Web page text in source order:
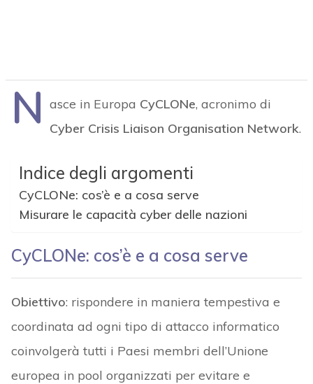
N asce in Europa CyCLONe, acronimo di
Cyber Crisis Liaison Organisation Network.
Indice degli argomenti
CyCLONe: cos’è e a cosa serve
Misurare le capacità cyber delle nazioni
CyCLONe: cos’è e a cosa serve
Obiettivo: rispondere in maniera tempestiva e
coordinata ad ogni tipo di attacco informatico
coinvolgerà tutti i Paesi membri dell’Unione
europea in pool organizzati per evitare e